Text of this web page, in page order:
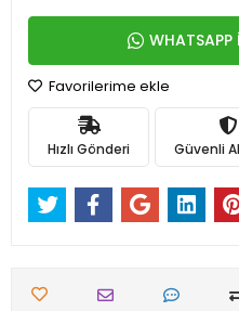
WHATSAPP
Favorilerime ekle
Hızlı Gönderi Güvenli